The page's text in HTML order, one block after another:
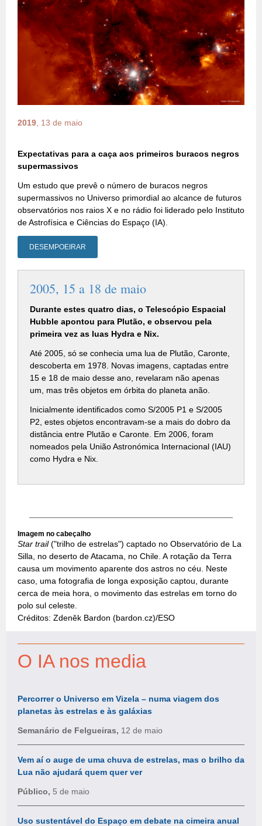
2019 , 13 de maio
Expectativas para a caça aos primeiros buracos negros
supermassivos
Um estudo que prevê o número de buracos negros
supermassivos no Universo primordial ao alcance de futuros
observatórios nos raios X e no rádio foi liderado pelo Instituto
de Astrofísica e Ciências do Espaço (IA).
DESEMPOEIRAR
2005, 15 a 18 de maio
Durante estes quatro dias, o Telescópio Espacial
Hubble apontou para Plutão, e observou pela
primeira vez as luas Hydra e Nix.
Até 2005, só se conhecia uma lua de Plutão, Caronte,
descoberta em 1978. Novas imagens, captadas entre
15 e 18 de maio desse ano, revelaram não apenas
um, mas três objetos em órbita do planeta anão.
Inicialmente identificados como S/2005 P1 e S/2005
P2, estes objetos encontravam-se a mais do dobro da
distância entre Plutão e Caronte. Em 2006, foram
nomeados pela União Astronómica Internacional (IAU)
como Hydra e Nix.
Imagem no cabeçalho
Star trail("trilho de estrelas") captado no Observatório de La
Silla, no deserto de Atacama, no Chile. A rotação da Terra
causa um movimento aparente dos astros no céu. Neste
caso, uma fotografia de longa exposição captou, durante
cerca de meia hora, o movimento das estrelas em torno do
polo sul celeste.
Créditos: Zdeněk Bardon (bardon.cz)/ESO
O IA nos media
Percorrer o Universo em Vizela – numa viagem dos
planetas às estrelas e às galáxias
Semanário de Felgueiras, 12 de maio
Vem aí o auge de uma chuva de estrelas, mas o brilho da
Lua não ajudará quem quer ver
Público, 5 de maio
Uso sustentável do Espaço em debate na cimeira anual